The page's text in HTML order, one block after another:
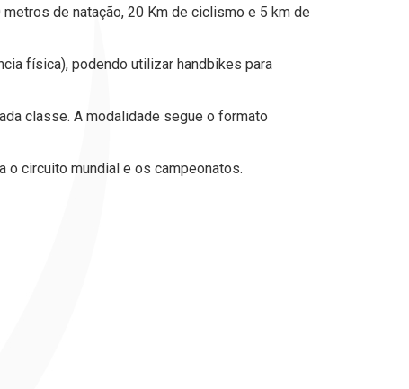
de natação, 20 Km de ciclismo e 5 km de
física), podendo utilizar handbikes para
classe. A modalidade segue o formato
o circuito mundial e os campeonatos.